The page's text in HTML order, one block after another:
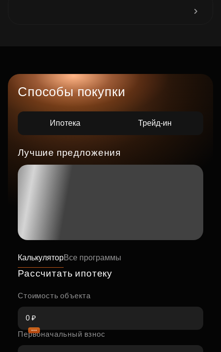
Способы покупки
Ипотека Трейд-ин
Лучшие предложения
КалькуляторВсе программы
Рассчитать ипотеку
Стоимость объекта
Первоначальный взнос